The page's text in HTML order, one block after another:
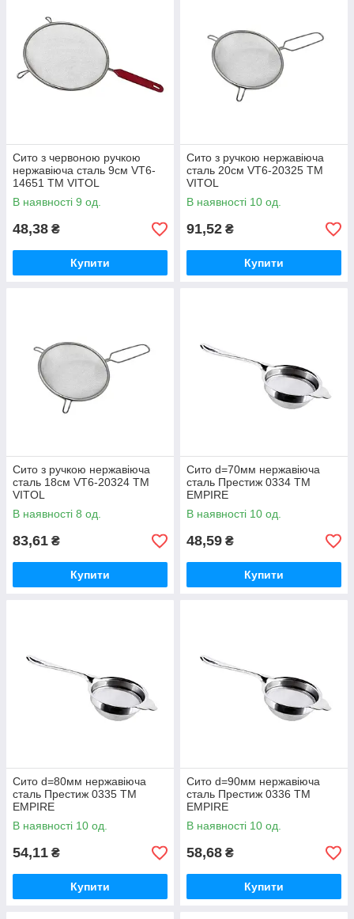
Сито з червоною ручкою
нержавіюча сталь 9см VT6-
14651 ТМ VITOL
В наявності 9 од.
48,38 ₴
Купити
Сито з ручкою нержавіюча
сталь 20см VT6-20325 ТМ
VITOL
В наявності 10 од.
91,52 ₴
Купити
Сито з ручкою нержавіюча
сталь 18см VT6-20324 ТМ
VITOL
В наявності 8 од.
83,61 ₴
Купити
Сито d=70мм нержавіюча
сталь Престиж 0334 ТМ
EMPIRE
В наявності 10 од.
48,59 ₴
Купити
Сито d=80мм нержавіюча
сталь Престиж 0335 ТМ
EMPIRE
В наявності 10 од.
54,11 ₴
Купити
Сито d=90мм нержавіюча
сталь Престиж 0336 ТМ
EMPIRE
В наявності 10 од.
58,68 ₴
Купити